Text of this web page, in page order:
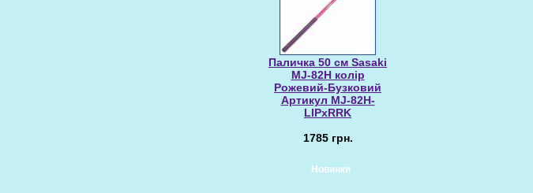
Паличка 50 см Sasaki
MJ-82H колір
Рожевий-Бузковий
Артикул MJ-82H-
LIPxRRK
1785 грн.
Новинки